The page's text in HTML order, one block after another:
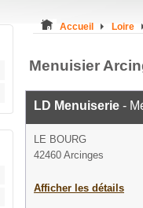
Accueil Loire
Menuisier
LD Menuiserie -
LE BOURG
42460 Arcinges
Afficher les détails